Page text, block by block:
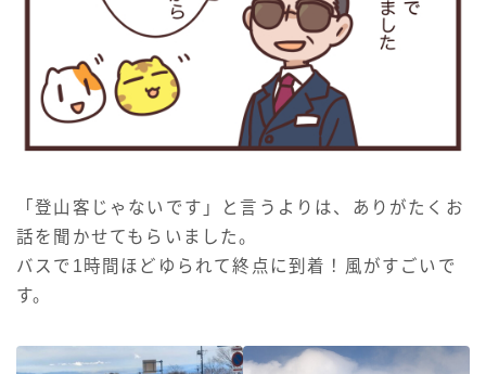
「登山客じゃないです」と言うよりは、ありがたくお
話を聞かせてもらいました。
バスで1時間ほどゆられて終点に到着！風がすごいで
す。